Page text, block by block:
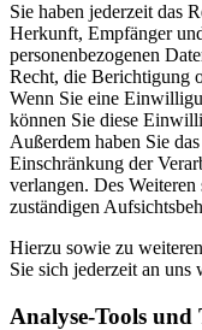
Sie haben jederzeit das
Herkunft, Empfänger
personenbezogenen
Recht, die Berichtigung
Wenn Sie eine
können Sie diese
Außerdem haben Sie
Einschränkung der
verlangen. Des
zuständigen
Hierzu sowie zu
Sie sich jederzeit an uns
Analyse-Tools